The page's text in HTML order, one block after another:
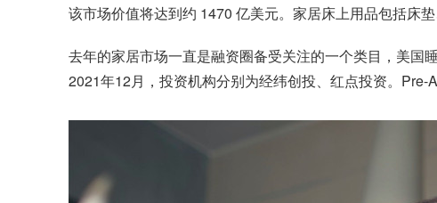
该市场价值将达到约 1470 亿美元。家居床上用品包括床垫
去年的家居市场一直是融资圈备受关注的一个类目，美国
2021年12月，投资机构分别为经纬创投、红点投资。Pre-